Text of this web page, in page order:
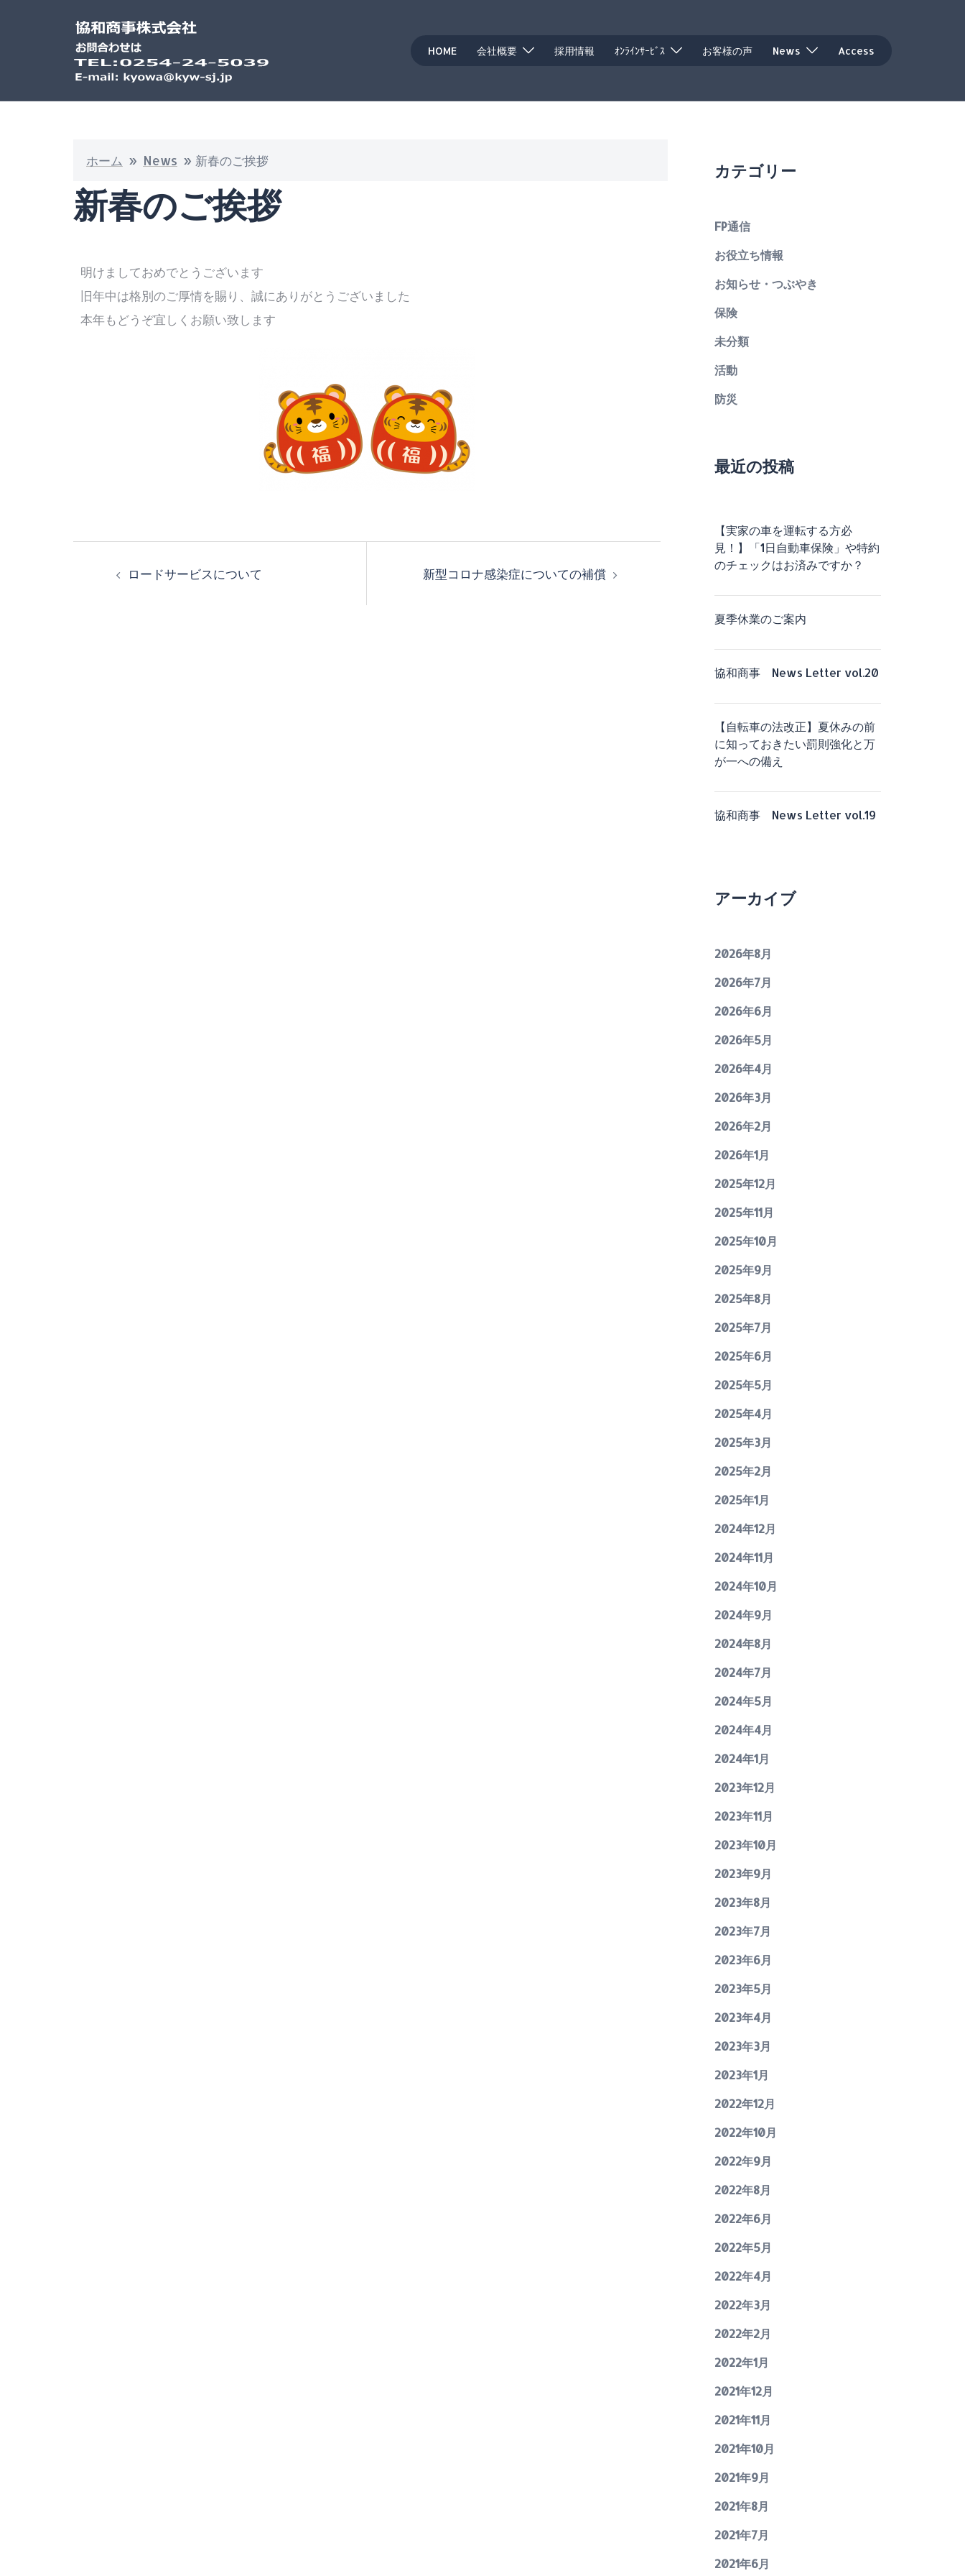
HOME 会社概要 採用情報 ｵﾝﾗｲﾝｻｰﾋﾞｽ お客様の声 News Access
ホーム » News » 新春のご挨拶
新春のご挨拶
明けましておめでとうございます
旧年中は格別のご厚情を賜り、誠にありがとうございました
本年もどうぞ宜しくお願い致します
ロードサービスについて 新型コロナ感染症についての補償
カテゴリー
FP通信
お役立ち情報
お知らせ・つぶやき
保険
未分類
活動
防災
最近の投稿
【実家の車を運転する方必
見！】「1日自動車保険」や特約
のチェックはお済みですか？
夏季休業のご案内
協和商事 News Letter vol.20
【自転車の法改正】夏休みの前
に知っておきたい罰則強化と万
が一への備え
協和商事 News Letter vol.19
アーカイブ
2026年8月
2026年7月
2026年6月
2026年5月
2026年4月
2026年3月
2026年2月
2026年1月
2025年12月
2025年11月
2025年10月
2025年9月
2025年8月
2025年7月
2025年6月
2025年5月
2025年4月
2025年3月
2025年2月
2025年1月
2024年12月
2024年11月
2024年10月
2024年9月
2024年8月
2024年7月
2024年5月
2024年4月
2024年1月
2023年12月
2023年11月
2023年10月
2023年9月
2023年8月
2023年7月
2023年6月
2023年5月
2023年4月
2023年3月
2023年1月
2022年12月
2022年10月
2022年9月
2022年8月
2022年6月
2022年5月
2022年4月
2022年3月
2022年2月
2022年1月
2021年12月
2021年11月
2021年10月
2021年9月
2021年8月
2021年7月
2021年6月